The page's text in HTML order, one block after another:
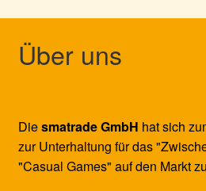
Über uns
Diesmatrade GmbH hat sich
zur Unterhaltung für das
"Casual Games" auf den Markt